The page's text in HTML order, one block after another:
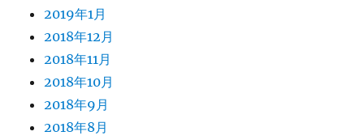
2019年1月
2018年12月
2018年11月
2018年10月
2018年9月
2018年8月